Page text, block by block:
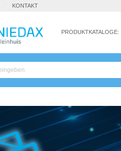
KONTAKT
PRODUKTKATALOGE: